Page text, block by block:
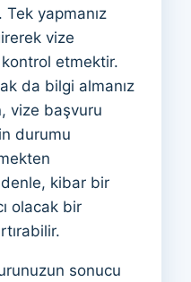
yapmanız
vize
etmektir.
da bilgi almanız
vize başvuru
durumu
kibar bir
olacak bir
sonucu